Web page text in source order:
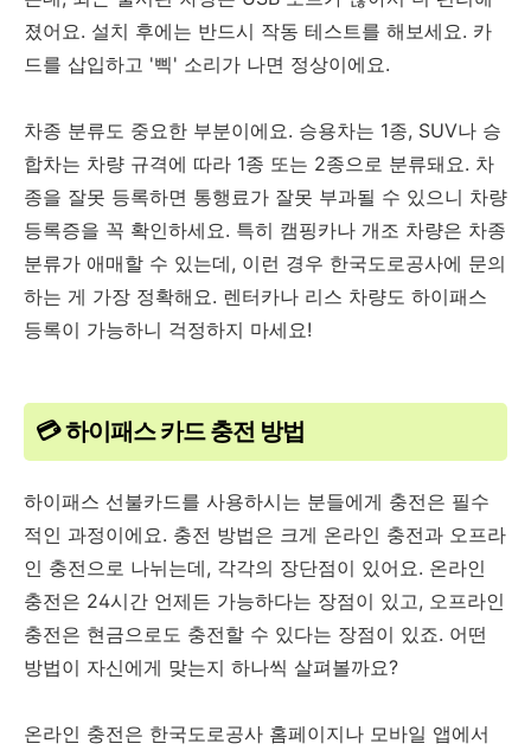
졌어요. 설치 후에는 반드시 작동 테스트를 해보세요. 카
드를 삽입하고 '삑' 소리가 나면 정상이에요.
차종 분류도 중요한 부분이에요. 승용차는 1종, SUV나 승
합차는 차량 규격에 따라 1종 또는 2종으로 분류돼요. 차
종을 잘못 등록하면 통행료가 잘못 부과될 수 있으니 차량
등록증을 꼭 확인하세요. 특히 캠핑카나 개조 차량은 차종
분류가 애매할 수 있는데, 이런 경우 한국도로공사에 문의
하는 게 가장 정확해요. 렌터카나 리스 차량도 하이패스
등록이 가능하니 걱정하지 마세요!
💳 하이패스 카드 충전 방법
하이패스 선불카드를 사용하시는 분들에게 충전은 필수
적인 과정이에요. 충전 방법은 크게 온라인 충전과 오프라
인 충전으로 나뉘는데, 각각의 장단점이 있어요. 온라인
충전은 24시간 언제든 가능하다는 장점이 있고, 오프라인
충전은 현금으로도 충전할 수 있다는 장점이 있죠. 어떤
방법이 자신에게 맞는지 하나씩 살펴볼까요?
온라인 충전은 한국도로공사 홈페이지나 모바일 앱에서